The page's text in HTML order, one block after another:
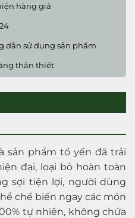
hàng giả
dẫn sử dụng sản phẩm
thân thiết
sản phẩm tổ yến đã trải
đại, loại bỏ hoàn toàn
sợi tiện lợi, người dùng
chế biến ngay các món
tự nhiên, không chứa